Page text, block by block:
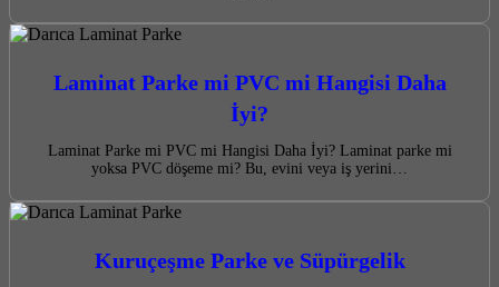
Laminat Parke mi PVC mi Hangisi Daha
İyi?
Laminat Parke mi PVC mi Hangisi Daha İyi? Laminat parke mi
yoksa PVC döşeme mi? Bu, evini veya iş yerini…
Kuruçeşme Parke ve Süpürgelik